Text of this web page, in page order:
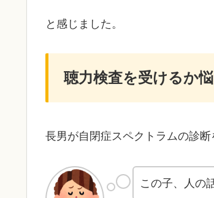
と感じました。
聴力検査を受けるか
長男が自閉症スペクトラムの診
この子、人の